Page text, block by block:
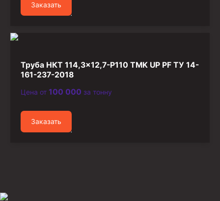
Заказать
Труба НКТ 114,3×12,7-P110 TMK UP PF ТУ 14-
161-237-2018
Цена от 100 000 за тонну
Заказать